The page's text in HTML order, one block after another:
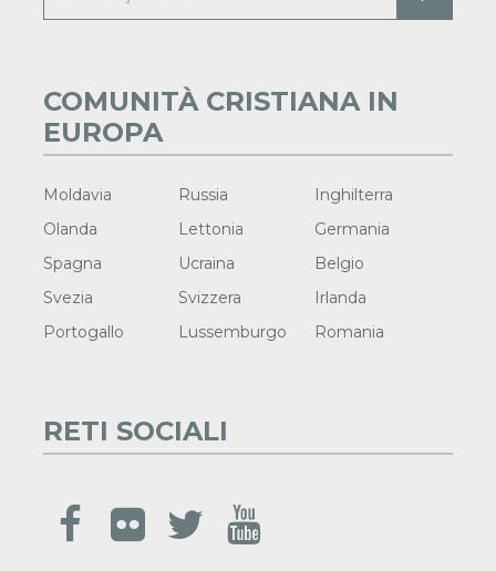
COMUNITÀ CRISTIANA IN
EUROPA
Moldavia Russia
Inghilterra
Olanda
Lettonia
Germania
Spagna
Ucraina
Belgio
Svezia
Svizzera
Irlanda
Portogallo
Lussemburgo Romania
RETI SOCIALI